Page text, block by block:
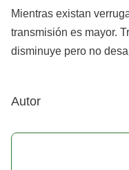
Mientras existan
transmisión es mayor.
disminuye pero no
Autor